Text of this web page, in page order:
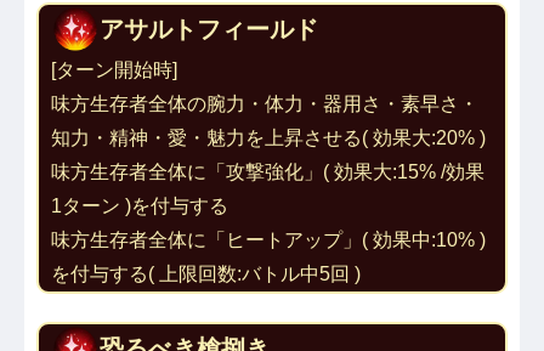
アサルトフィールド
[ターン開始時]
味方生存者全体の腕力・体力・器用さ・素早さ・
知力・精神・愛・魅力を上昇させる( 効果大:20% )
味方生存者全体に「 攻撃強化 」( 効果大:15% /効果
1ターン )を付与する
味方生存者全体に「 ヒートアップ」( 効果中:10% )
を付与する( 上限回数:バトル中5回 )